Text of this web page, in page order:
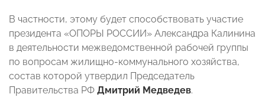
В частности, этому будет способствовать участие
президента «ОПОРЫ РОССИИ» Александра Калинина
в деятельности межведомственной рабочей группы
по вопросам жилищно-коммунального хозяйства,
состав которой утвердил Председатель
Правительства РФ Дмитрий Медведев.